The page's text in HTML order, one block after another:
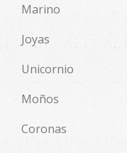
Marino
Joyas
Unicornio
Moños
Coronas